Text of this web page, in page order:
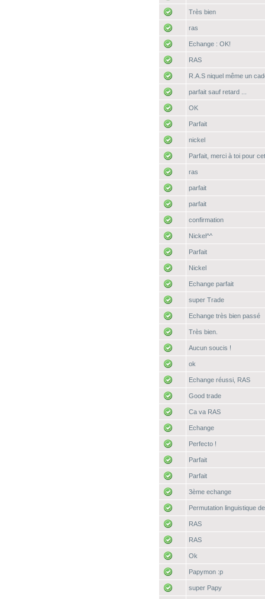
Très bien
ras
Echange : OK!
RAS
R.A.S niquel même un
parfait sauf retard ...
OK
Parfait
nickel
Parfait, merci à toi pour
ras
parfait
parfait
confirmation
Nickel^^
Parfait
Nickel
Echange parfait
super Trade
Echange très bien passé
Très bien.
Aucun soucis !
ok
Echange réussi, RAS
Good trade
Ca va RAS
Echange
Perfecto !
Parfait
Parfait
3ème echange
Permutation linguistique
RAS
RAS
Ok
Papymon :p
super Papy